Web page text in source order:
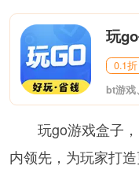
玩
0.1折
玩go游戏盒子
内领先，为玩家打